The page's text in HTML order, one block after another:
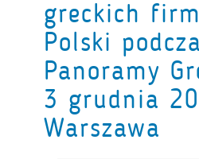
greckich
Polski
Panoramy
3 grudnia
Warszawa